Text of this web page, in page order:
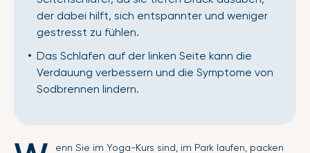
der dabei hilft, sich entspannter und weniger
gestresst zu fühlen.
Das Schlafen auf der linken Seite kann die
Verdauung verbessern und die Symptome von
Sodbrennen lindern.
enn Sie im Yoga-Kurs sind, im Park laufen, packen